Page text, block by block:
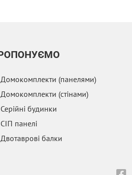
Домокомплекти (панелями)
Домокомплекти (стінами)
Серійні будинки
СІП панелі
Двотаврові балки